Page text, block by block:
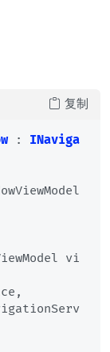
: INaviga
复制